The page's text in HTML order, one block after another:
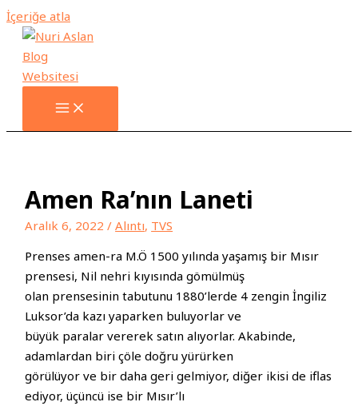
İçeriğe atla
Amen Ra’nın Laneti
Aralık 6, 2022/Alıntı, TVS
Prenses amen-ra M.Ö 1500 yılında yaşamış bir Mısır
prensesi, Nil nehri kıyısında gömülmüş
olan prensesinin tabutunu 1880’lerde 4 zengin İngiliz
Luksor’da kazı yaparken buluyorlar ve
büyük paralar vererek satın alıyorlar. Akabinde,
adamlardan biri çöle doğru yürürken
görülüyor ve bir daha geri gelmiyor, diğer ikisi de iflas
ediyor, üçüncü ise bir Mısır’lı